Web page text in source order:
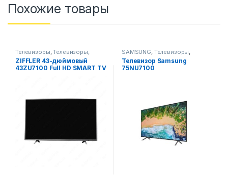
Похожие товары
Телевизоры ,Телевизоры,
фото-видео и аудио
ZIFFLER 43-дюймовый
43ZU7100 Full HD SMART TV
SAMSUNG Телевизоры
Телевизоры, фото-видео и
аудио
Телевизор Samsung
75NU7100